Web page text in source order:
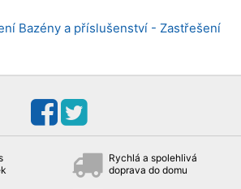
Bazény a příslušenství - Zastřešení
Rychlá a spolehlivá
doprava do domu